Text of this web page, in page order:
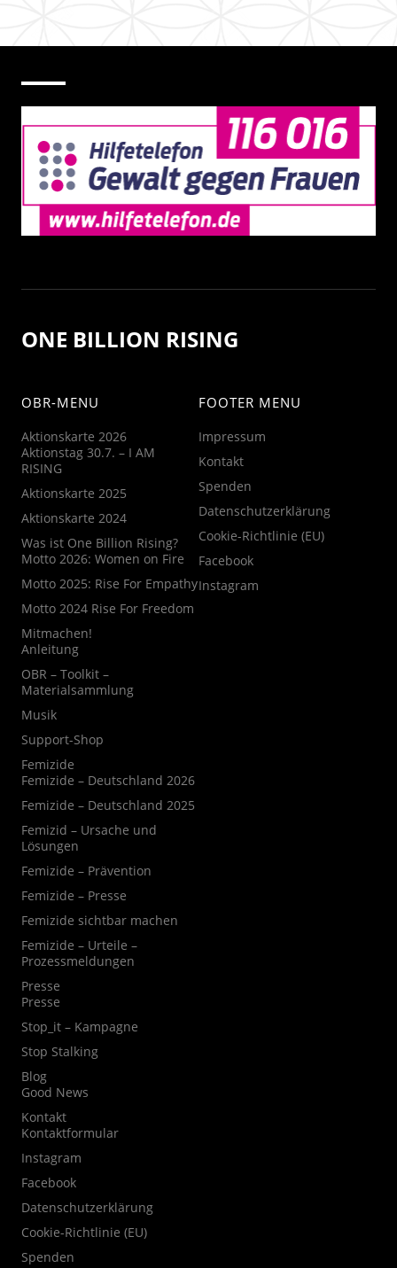
ONE BILLION RISING
OBR-MENU
Aktionskarte 2026
Aktionstag 30.7. – I AM
RISING
Aktionskarte 2025
Aktionskarte 2024
Was ist One Billion Rising?
Motto 2026: Women on Fire
Motto 2025: Rise For Empathy
Motto 2024 Rise For Freedom
Mitmachen!
Anleitung
OBR – Toolkit –
Materialsammlung
Musik
Support-Shop
Femizide
Femizide – Deutschland 2026
Femizide – Deutschland 2025
Femizid – Ursache und
Lösungen
Femizide – Prävention
Femizide – Presse
Femizide sichtbar machen
Femizide – Urteile –
Prozessmeldungen
Presse
Presse
Stop_it – Kampagne
Stop Stalking
Blog
Good News
Kontakt
Kontaktformular
Instagram
Facebook
Datenschutzerklärung
Cookie-Richtlinie (EU)
Spenden
FOOTER MENU
Impressum
Kontakt
Spenden
Datenschutzerklärung
Cookie-Richtlinie (EU)
Facebook
Instagram